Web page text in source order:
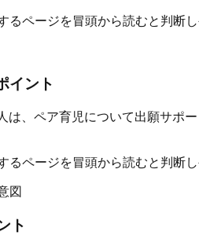
ページを冒頭から読むと判断し
イント
は、ペア育児について出願サポ
ページを冒頭から読むと判断し
図
ト